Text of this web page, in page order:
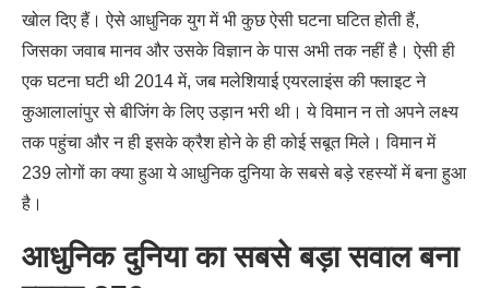
खोल दिए हैं। ऐसे आधुनिक युग में भी कुछ ऐसी घटना घटित होती हैं,
जिसका जवाब मानव और उसके विज्ञान के पास अभी तक नहीं है। ऐसी ही
एक घटना घटी थी 2014 में, जब मलेशियाई एयरलाइंस की फ्लाइट ने
कुआलालांपुर से बीजिंग के लिए उड़ान भरी थी। ये विमान न तो अपने लक्ष्य
तक पहुंचा और न ही इसके क्रैश होने के ही कोई सबूत मिले। विमान में
239 लोगों का क्या हुआ ये आधुनिक दुनिया के सबसे बड़े रहस्यों में बना हुआ
है।
आधुनिक दुनिया का सबसे बड़ा सवाल बना